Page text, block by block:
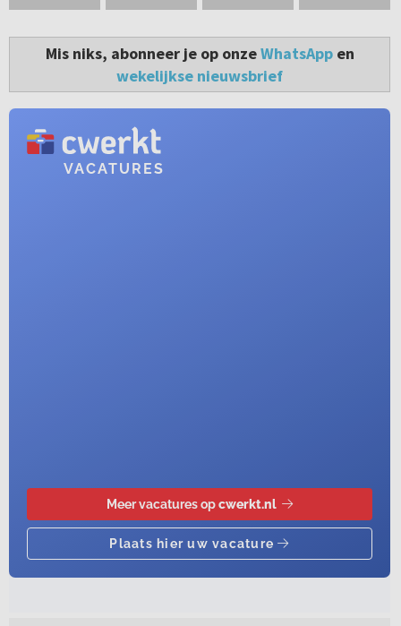
Mis niks, abonneer je op onzeWhatsAppen
wekelijkse nieuwsbrief